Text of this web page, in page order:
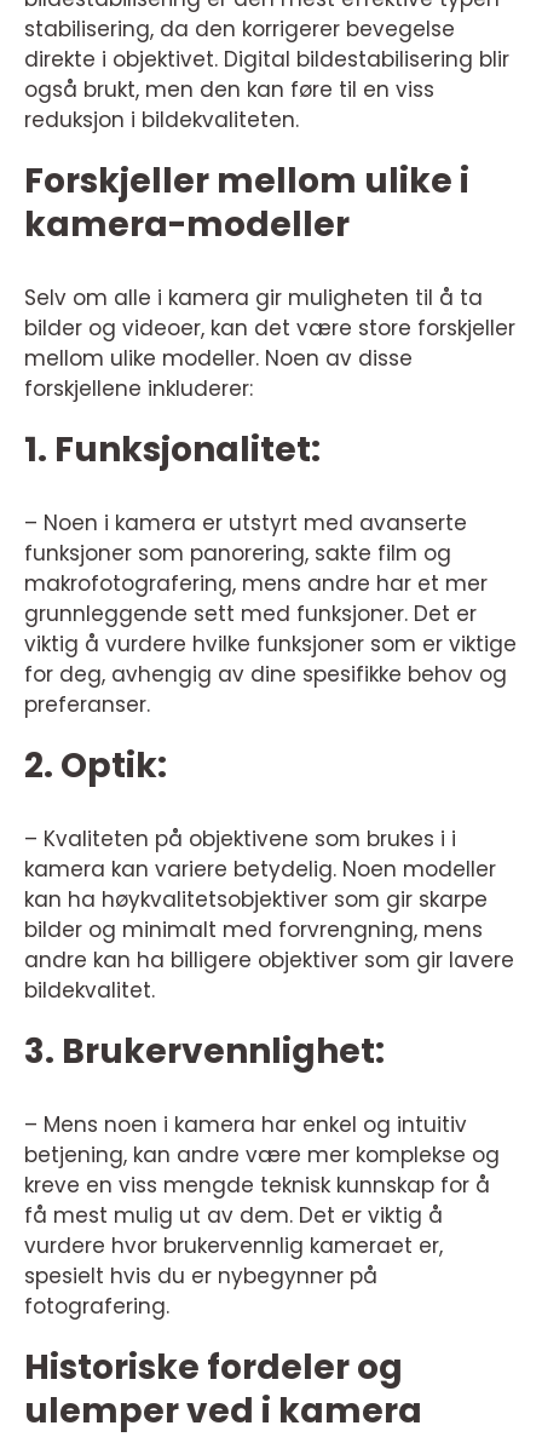
stabilisering, da den korrigerer bevegelse
direkte i objektivet. Digital bildestabilisering blir
også brukt, men den kan føre til en viss
reduksjon i bildekvaliteten.
Forskjeller mellom ulike i
kamera-modeller
Selv om alle i kamera gir muligheten til å ta
bilder og videoer, kan det være store forskjeller
mellom ulike modeller. Noen av disse
forskjellene inkluderer:
1. Funksjonalitet:
– Noen i kamera er utstyrt med avanserte
funksjoner som panorering, sakte film og
makrofotografering, mens andre har et mer
grunnleggende sett med funksjoner. Det er
viktig å vurdere hvilke funksjoner som er viktige
for deg, avhengig av dine spesifikke behov og
preferanser.
2. Optik:
– Kvaliteten på objektivene som brukes i i
kamera kan variere betydelig. Noen modeller
kan ha høykvalitetsobjektiver som gir skarpe
bilder og minimalt med forvrengning, mens
andre kan ha billigere objektiver som gir lavere
bildekvalitet.
3. Brukervennlighet:
– Mens noen i kamera har enkel og intuitiv
betjening, kan andre være mer komplekse og
kreve en viss mengde teknisk kunnskap for å
få mest mulig ut av dem. Det er viktig å
vurdere hvor brukervennlig kameraet er,
spesielt hvis du er nybegynner på
fotografering.
Historiske fordeler og
ulemper ved i kamera